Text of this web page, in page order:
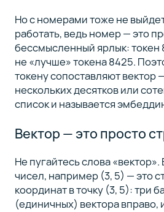
Но с номерами тоже не
работать, ведь номер — это
бессмысленный ярлык: токен
не «лучше» токена 8425.
токену сопоставляют вектор
нескольких десятков или
список и называется
Вектор — это просто
Не пугайтесь слова «вектор».
чисел, например (3, 5) — это
координат в точку (3, 5): три
(единичных) вектора вправо,